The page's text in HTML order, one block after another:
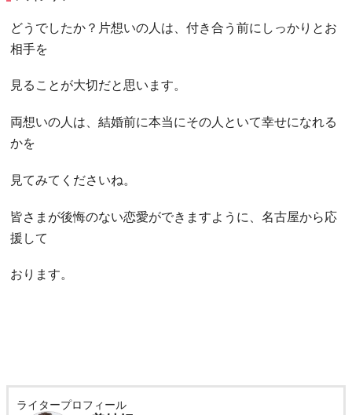
どうでしたか？片想いの人は、付き合う前にしっかりとお
相手を
見ることが大切だと思います。
両想いの人は、結婚前に本当にその人といて幸せになれる
かを
見てみてくださいね。
皆さまが後悔のない恋愛ができますように、名古屋から応
援して
おります。
ライタープロフィール